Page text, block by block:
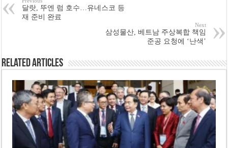
달랏, 뚜엔 럼 호수…유네스코 등
재 준비 완료
Next
삼성물산, 베트남 주상복합 책임
준공 요청에 ‘난색’
Related Articles